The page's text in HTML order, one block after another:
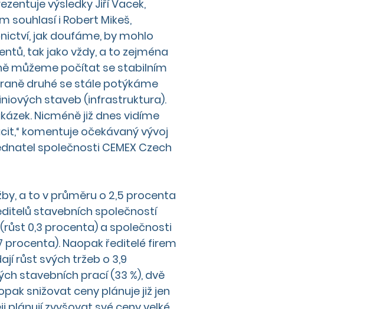
výsledky Jiří Vacek,
souhlasí i Robert Mikeš,
jak doufáme, by mohlo
tak jako vždy, a to zejména
můžeme počítat se stabilním
druhé se stále potýkáme
staveb (infrastruktura).
Nicméně již dnes vidíme
komentuje očekávaný vývoj
společnosti CEMEX Czech
a to v průměru o 2,5 procenta
stavebních společností
0,3 procenta) a společnosti
procenta). Naopak ředitelé firem
růst svých tržeb o 3,9
stavebních prací (33 %), dvě
snižovat ceny plánuje již jen